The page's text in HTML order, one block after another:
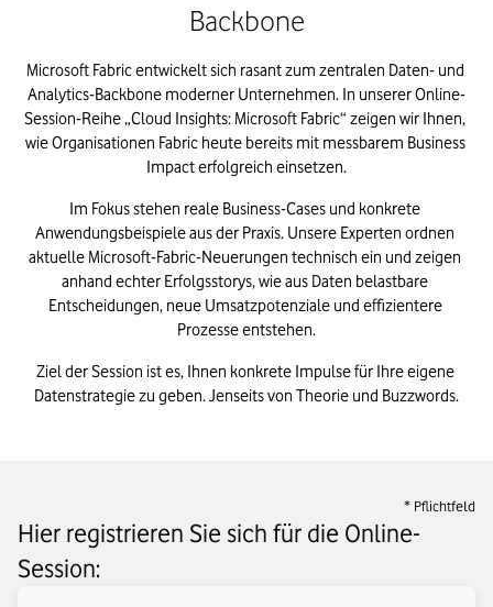
Backbone
Microsoft Fabric entwickelt sich rasant zum zentralen Daten- und
Analytics-Backbone moderner Unternehmen. In unserer Online-
Session-Reihe „Cloud Insights: Microsoft Fabric“ zeigen wir Ihnen,
wie Organisationen Fabric heute bereits mit messbarem Business
Impact erfolgreich einsetzen.
Im Fokus stehen reale Business-Cases und konkrete
Anwendungsbeispiele aus der Praxis. Unsere Experten ordnen
aktuelle Microsoft-Fabric-Neuerungen technisch ein und zeigen
anhand echter Erfolgsstorys, wie aus Daten belastbare
Entscheidungen, neue Umsatzpotenziale und effizientere
Prozesse entstehen.
Ziel der Session ist es, Ihnen konkrete Impulse für Ihre eigene
Datenstrategie zu geben. Jenseits von Theorie und Buzzwords.
* Pflichtfeld
Hier registrieren Sie sich für die Online-
Session: